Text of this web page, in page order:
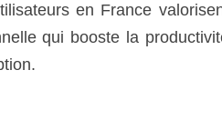
en France
qui booste la